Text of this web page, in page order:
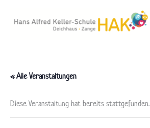
Inhalt
« Alle Veranstaltungen
Diese Veranstaltung hat bereits stattgefunden.